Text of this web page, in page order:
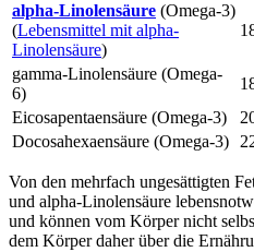
alpha-Linolensäure (Omega-3)
(Lebensmittel mit alpha-
Linolensäure)
gamma-Linolensäure (Omega-
6)
Eicosapentaensäure (Omega-3)
Docosahexaensäure (Omega-3)
Von den mehrfach ungesättigten
und alpha-Linolensäure
und können vom Körper nicht
dem Körper daher über die